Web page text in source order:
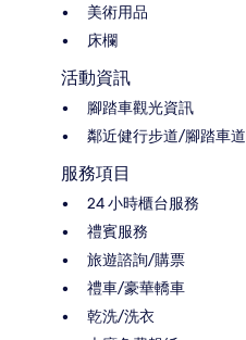
美術用品
床欄
活動資訊
腳踏車觀光資訊
鄰近健行步道/腳踏車道
服務項目
24 小時櫃台服務
禮賓服務
旅遊諮詢/購票
禮車/豪華轎車
乾洗/洗衣